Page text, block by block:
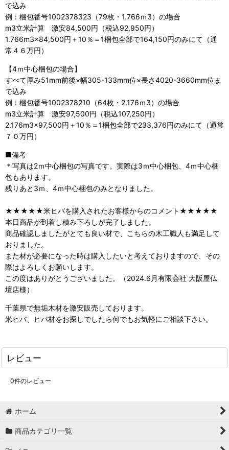
で込み
例：梱包番号1002378323（79枚・1.766ｍ3）の場合
m3立米計算 激安84,500円（税込92,950円）
1.766m3×84,500円＋10％＝1梱包全部で164,150円のみにて（通
常４６万円）
【4ｍ中心梱包の場合】
すべて厚み51mm前後×幅305-133mm位×長さ4020-3660mm位ま
で込み
例：梱包番号1002378210（64枚・2.176ｍ3）の場合
m3立米計算 激安97,500円（税込107,250円）
2.176m3×97,500円＋10％＝1梱包全部で233,376円のみにて（通常
７０万円）
■備考
＊写真は2ｍ中心梱包の写真です。実際は3ｍ中心梱包、4ｍ中心梱
包もあります。
残りあと3ｍ、4ｍ中心梱包のみとなりました。
★★★★★米ヒバを購入されたお客様からのコメント★★★★★
本日商品が到着し積み下ろしが完了しました。
商品確認しましたがとても良い材で、こちらの木工職人も満足して
おりました。
また材が必要になった時は購入したいと考えておりますので、その
際はよろしくお願いします。
この度はありがとうございました。（2024.6月有限会社 大阪屋仏
壇店様）
千葉県で無垢木材を激安販売しております。
米ヒバ、ヒバ材をお探しでしたら何でもお気軽にご相談下さい。
レビュー
0件のレビュー
ホーム
商品カテゴリ一覧